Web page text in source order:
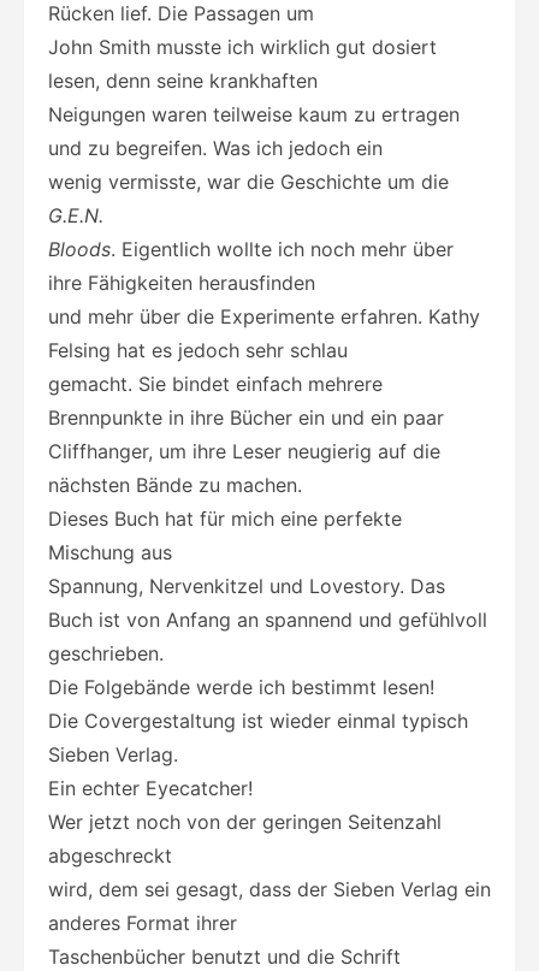
Rücken lief. Die Passagen um
John Smith musste ich wirklich gut dosiert
lesen, denn seine krankhaften
Neigungen waren teilweise kaum zu ertragen
und zu begreifen. Was ich jedoch ein
wenig vermisste, war die Geschichte um die
G.E.N.
Bloods. Eigentlich wollte ich noch mehr über
ihre Fähigkeiten herausfinden
und mehr über die Experimente erfahren. Kathy
Felsing hat es jedoch sehr schlau
gemacht. Sie bindet einfach mehrere
Brennpunkte in ihre Bücher ein und ein paar
Cliffhanger, um ihre Leser neugierig auf die
nächsten Bände zu machen.
Dieses Buch hat für mich eine perfekte
Mischung aus
Spannung, Nervenkitzel und Lovestory. Das
Buch ist von Anfang an spannend und gefühlvoll
geschrieben.
Die Folgebände werde ich bestimmt lesen!
Die Covergestaltung ist wieder einmal typisch
Sieben Verlag.
Ein echter Eyecatcher!
Wer jetzt noch von der geringen Seitenzahl
abgeschreckt
wird, dem sei gesagt, dass der Sieben Verlag ein
anderes Format ihrer
Taschenbücher benutzt und die Schrift